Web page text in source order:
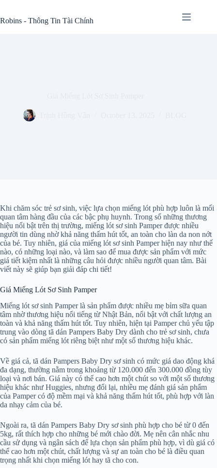
content
Robins - Thông Tin Tài Chính
Khi chăm sóc trẻ sơ sinh, việc lựa chọn miếng lót phù hợp luôn là mối
quan tâm hàng đầu của các bậc phụ huynh. Trong số những thương
hiệu nổi bật trên thị trường, miếng lót sơ sinh Pamper được nhiều
người tin dùng nhờ khả năng thấm hút tốt, an toàn cho làn da non nớt
của bé. Tuy nhiên, giá của miếng lót sơ sinh Pamper hiện nay như thế
nào, có những loại nào, và làm sao để mua được sản phẩm với mức
giá tiết kiệm nhất là những câu hỏi được nhiều người quan tâm. Bài
viết này sẽ giúp bạn giải đáp chi tiết!
Giá Miếng Lót Sơ Sinh Pamper
Miếng lót sơ sinh Pamper là sản phẩm được nhiều mẹ bỉm sữa quan
tâm nhờ thương hiệu nổi tiếng từ Nhật Bản, nổi bật với chất lượng an
toàn và khả năng thấm hút tốt. Tuy nhiên, hiện tại Pamper chủ yếu tập
trung vào dòng tã dán Pampers Baby Dry dành cho trẻ sơ sinh, chưa
có sản phẩm miếng lót riêng biệt như một số thương hiệu khác.
Về giá cả, tã dán Pampers Baby Dry sơ sinh có mức giá dao động khá
đa dạng, thường nằm trong khoảng từ 120.000 đến 300.000 đồng tùy
loại và nơi bán. Giá này có thể cao hơn một chút so với một số thương
hiệu khác như Huggies, nhưng đổi lại, nhiều mẹ đánh giá sản phẩm
của Pamper có độ mềm mại và khả năng thấm hút tốt, phù hợp với làn
da nhạy cảm của bé.
Ngoài ra, tã dán Pampers Baby Dry sơ sinh phù hợp cho bé từ 0 đến
5kg, rất thích hợp cho những bé mới chào đời. Mẹ nên cân nhắc nhu
cầu sử dụng và ngân sách để lựa chọn sản phẩm phù hợp, vì dù giá có
thể cao hơn một chút, chất lượng và sự an toàn cho bé là điều quan
trọng nhất khi chọn miếng lót hay tã cho con.